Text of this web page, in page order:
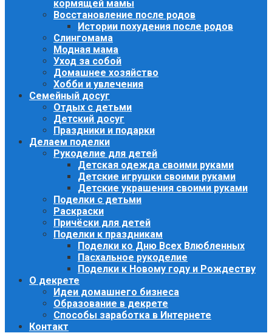
кормящей мамы
Восстановление после родов
Истории похудения после родов
Слингомама
Модная мама
Уход за собой
Домашнее хозяйство
Хобби и увлечения
Семейный досуг
Отдых с детьми
Детский досуг
Праздники и подарки
Делаем поделки
Рукоделие для детей
Детская одежда своими руками
Детские игрушки своими руками
Детские украшения своими руками
Поделки с детьми
Раскраски
Причёски для детей
Поделки к праздникам
Поделки ко Дню Всех Влюбленных
Пасхальное рукоделие
Поделки к Новому году и Рождеству
О декрете
Идеи домашнего бизнеса
Образование в декрете
Способы заработка в Интернете
Контакт